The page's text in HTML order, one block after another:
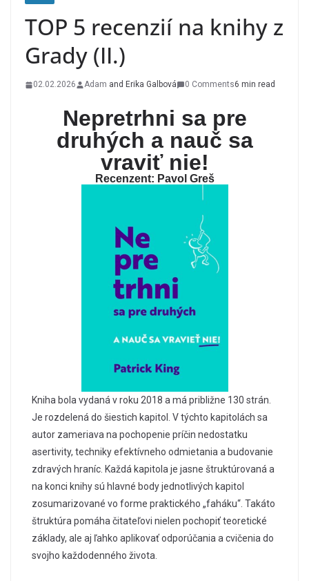
TOP 5 recenzií na knihy z
Grady (II.)
02.02.2026 Adam and Erika Galbová 0 Comments6 min read
Nepretrhni sa pre
druhých a nauč sa
vraviť nie!
Recenzent: Pavol Greš
Kniha bola vydaná v roku 2018 a má približne 130 strán.
Je rozdelená do šiestich kapitol. V týchto kapitolách sa
autor zameriava na pochopenie príčin nedostatku
asertivity, techniky efektívneho odmietania a budovanie
zdravých hraníc. Každá kapitola je jasne štruktúrovaná a
na konci knihy sú hlavné body jednotlivých kapitol
zosumarizované vo forme praktického „faháku“. Takáto
štruktúra pomáha čitateľovi nielen pochopiť teoretické
základy, ale aj ľahko aplikovať odporúčania a cvičenia do
svojho každodenného života.